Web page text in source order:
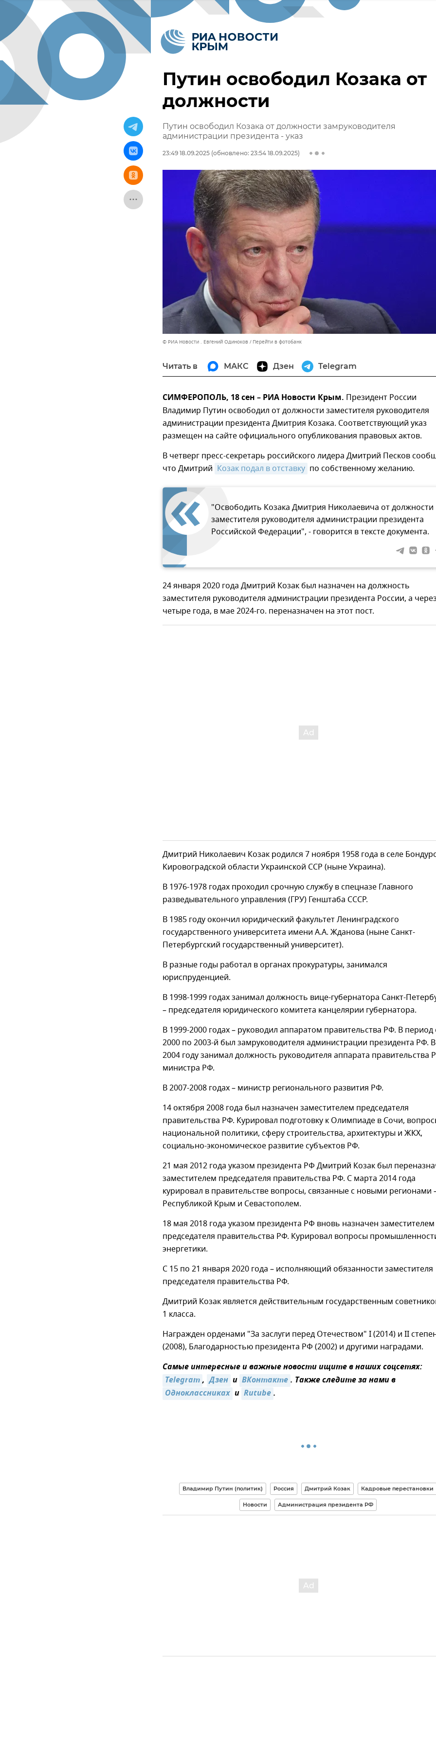
Путин освободил Козака от
должности
Путин освободил Козака от должности замруководителя
администрации президента - указ
23:49 18.09.2025 (обновлено: 23:54 18.09.2025)
© РИА Новости . Евгений Одиноков Перейти в фотобанк
Читать в МАКС Дзен Telegram
СИМФЕРОПОЛЬ, 18 сен – РИА Новости Крым. Президент России
Владимир Путин освободил от должности заместителя руководителя
администрации президента Дмитрия Козака. Соответствующий указ
размещен на сайте официального опубликования правовых актов.
В четверг пресс-секретарь российского лидера Дмитрий Песков
что Дмитрий Козак подал в отставку по собственному желанию.
"Освободить Козака Дмитрия Николаевича от должности
заместителя руководителя администрации президента
Российской Федерации", - говорится в тексте документа.
24 января 2020 года Дмитрий Козак был назначен на должность
заместителя руководителя администрации президента России, а
четыре года, в мае 2024-го. переназначен на этот пост.
Дмитрий Николаевич Козак родился 7 ноября 1958 года в селе
Кировоградской области Украинской ССР (ныне Украина).
В 1976-1978 годах проходил срочную службу в спецназе Главного
разведывательного управления (ГРУ) Генштаба СССР.
В 1985 году окончил юридический факультет Ленинградского
государственного университета имени А.А. Жданова (ныне Санкт-
Петербургский государственный университет).
В разные годы работал в органах прокуратуры, занимался
юриспруденцией.
В 1998-1999 годах занимал должность вице-губернатора Санкт-
– председателя юридического комитета канцелярии губернатора.
В 1999-2000 годах – руководил аппаратом правительства РФ. В период
2000 по 2003-й был замруководителя администрации президента РФ. В
2004 году занимал должность руководителя аппарата правительства
министра РФ.
В 2007-2008 годах – министр регионального развития РФ.
14 октября 2008 года был назначен заместителем председателя
правительства РФ. Курировал подготовку к Олимпиаде в Сочи,
национальной политики, сферу строительства, архитектуры и ЖКХ,
социально-экономическое развитие субъектов РФ.
21 мая 2012 года указом президента РФ Дмитрий Козак был
заместителем председателя правительства РФ. С марта 2014 года
курировал в правительстве вопросы, связанные с новыми регионами
Республикой Крым и Севастополем.
18 мая 2018 года указом президента РФ вновь назначен заместителем
председателя правительства РФ. Курировал вопросы
энергетики.
С 15 по 21 января 2020 года – исполняющий обязанности заместителя
председателя правительства РФ.
Дмитрий Козак является действительным государственным
1 класса.
Награжден орденами "За заслуги перед Отечеством" I (2014) и II
(2008), Благодарностью президента РФ (2002) и другими наградами.
Самые интересные и важные новости ищите в наших соцсетях:
Telegram, Дзен и ВКонтакте. Также следите за нами в
Одноклассниках и Rutube.
Владимир Путин (политик) Россия Дмитрий Козак Кадровые перестановки
Новости Администрация президента РФ